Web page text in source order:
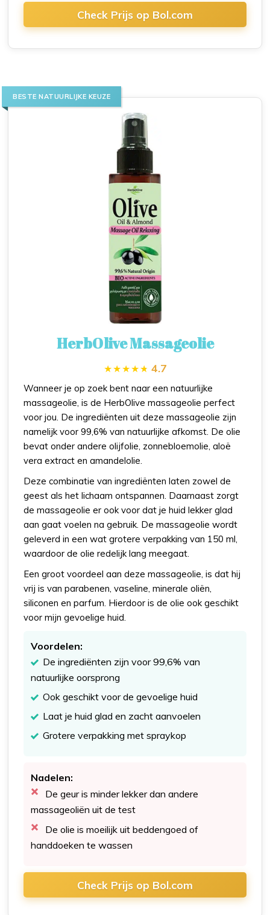
Check Prijs op Bol.com
BESTE NATUURLIJKE KEUZE
HerbOlive Massageolie
4.7
Wanneer je op zoek bent naar een natuurlijke
massageolie, is de HerbOlive massageolie perfect
voor jou. De ingrediënten uit deze massageolie zijn
namelijk voor 99,6% van natuurlijke afkomst. De olie
bevat onder andere olijfolie, zonnebloemolie, aloë
vera extract en amandelolie.
Deze combinatie van ingrediënten laten zowel de
geest als het lichaam ontspannen. Daarnaast zorgt
de massageolie er ook voor dat je huid lekker glad
aan gaat voelen na gebruik. De massageolie wordt
geleverd in een wat grotere verpakking van 150 ml,
waardoor de olie redelijk lang meegaat.
Een groot voordeel aan deze massageolie, is dat hij
vrij is van parabenen, vaseline, minerale oliën,
siliconen en parfum. Hierdoor is de olie ook geschikt
voor mijn gevoelige huid.
Voordelen:
De ingrediënten zijn voor 99,6% van
natuurlijke oorsprong
Ook geschikt voor de gevoelige huid
Laat je huid glad en zacht aanvoelen
Grotere verpakking met spraykop
Nadelen:
De geur is minder lekker dan andere
massageoliën uit de test
De olie is moeilijk uit beddengoed of
handdoeken te wassen
Check Prijs op Bol.com